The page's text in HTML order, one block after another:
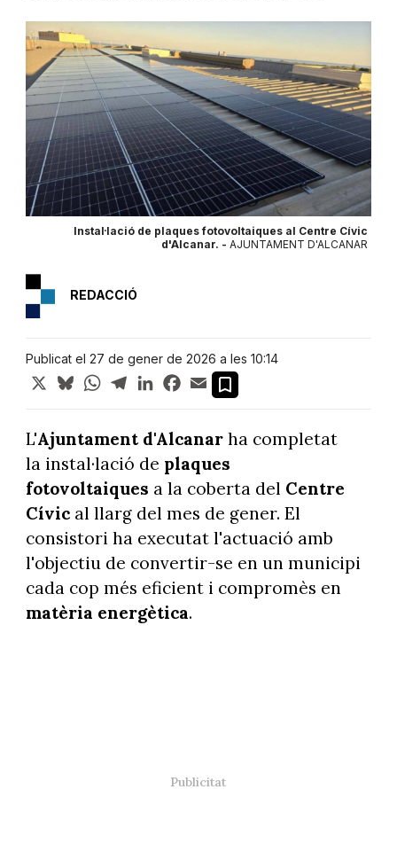
Instal·lació de plaques fotovoltaiques al Centre Cívic
d'Alcanar. - AJUNTAMENT D'ALCANAR
REDACCIÓ
Publicat el 27 de gener de 2026 a les 10:14
X BlueskyWhatsApp
TelegramLinkedInFacebook
Email
L'Ajuntament d'Alcanarha completat
la instal·lació de plaques
fotovoltaiques a la coberta del Centre
Cívic al llarg del mes de gener. El
consistori ha executat l'actuació amb
l'objectiu de convertir-se en un municipi
cada cop més eficient i compromès en
matèria energètica.